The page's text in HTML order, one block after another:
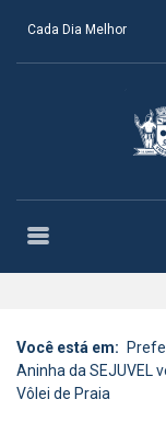
Cada Dia Melhor
Você está em:
Aninha da SEJUVEL
Vôlei de Praia